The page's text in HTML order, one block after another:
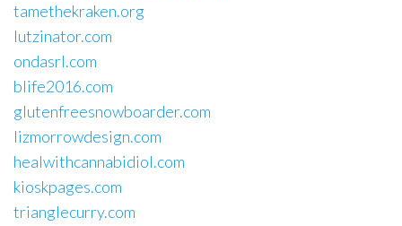
tamethekraken.org
lutzinator.com
ondasrl.com
blife2016.com
glutenfreesnowboarder.com
lizmorrowdesign.com
healwithcannabidiol.com
kioskpages.com
trianglecurry.com